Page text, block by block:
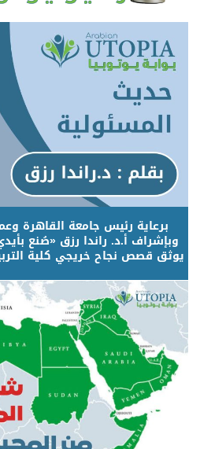
برعاية رئيس جامعة القاهرة
وبإشراف أ.د. راندا رزق «صُنع
يوثق قصص نجاح خريجي كلية